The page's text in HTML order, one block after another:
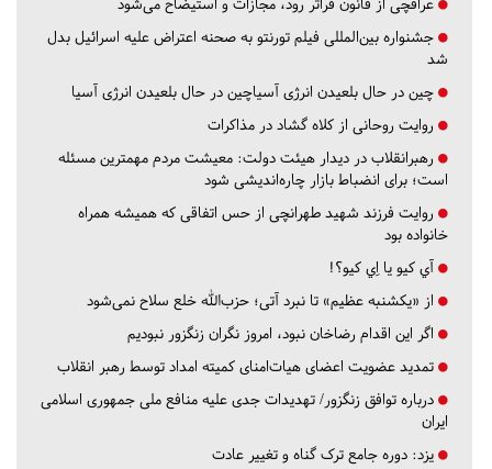
جشنواره بین‌المللی فیلم تورنتو به صحنه اعتراض علیه اسرائیل بدل
شد
چین در حال بلعیدن انرژی آسیاچین در حال بلعیدن انرژی آسیا
روایت روحانی از کلاه گشاد در مذاکرات
رهبرانقلاب در دیدار هیئت دولت: معیشت مردم مهمترین مسئله
است؛ برای انضباط بازار چاره‌اندیشی شود
روایت فرزند شهید طهرانچی از حس اتفاقی که همیشه همراه
خانواده بود
آي كيو يا اِي كيو؟!
از «یکشنبه عظیم» تا نبرد آتی؛ حزب‌الله خلع سلاح نمی‌شود
اگر این اقدام رضاخان نبود، امروز نگران زنگزور نبودیم
تمدید عضویت اعضای هیات‌امنای کمیته امداد توسط رهبر انقلاب
درباره توافق زنگزور/ تهدیدات جدی علیه منافع ملی جمهوری اسلامی
ایران
یزد: دوره جامع ترک گناه و تغییر عادت